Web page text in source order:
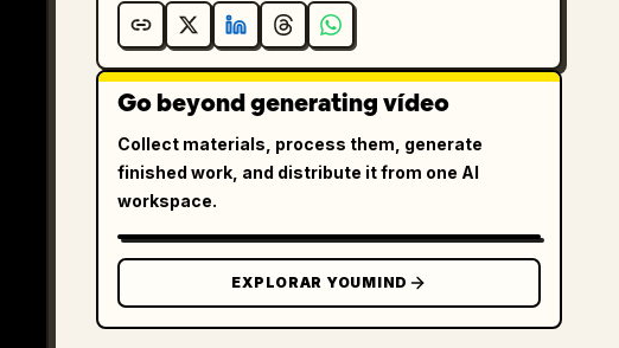
Go beyond generating vídeo
Collect materials, process them, generate
finished work, and distribute it from one AI
workspace.
EXPLORAR YOUMIND